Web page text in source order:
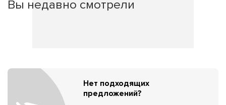
Вы недавно смотрели
Нет подходящих
предложений?